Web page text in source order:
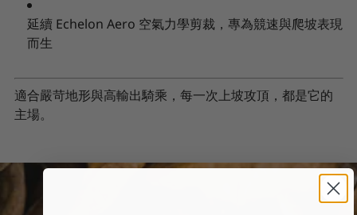
延續 Echelon Aero 空氣力學剪裁，專為競速與爬坡表現
而生
適合嚴苛地形與高輸出騎乘，每一次上坡攻頂，都是它的
主場。